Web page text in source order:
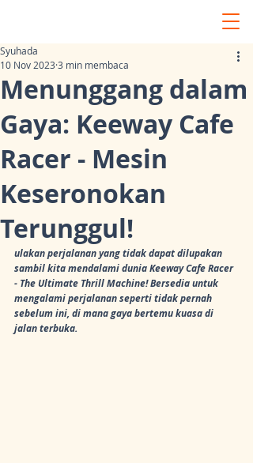
Menunggang dalam
Gaya: Keeway Cafe
Racer - Mesin
Keseronokan
Terunggul!
Syuhada
10 Nov 2023 3 min membaca
ulakan perjalanan yang tidak dapat dilupakan
sambil kita mendalami dunia Keeway Cafe Racer
- The Ultimate Thrill Machine! Bersedia untuk
mengalami perjalanan seperti tidak pernah
sebelum ini, di mana gaya bertemu kuasa di
jalan terbuka.